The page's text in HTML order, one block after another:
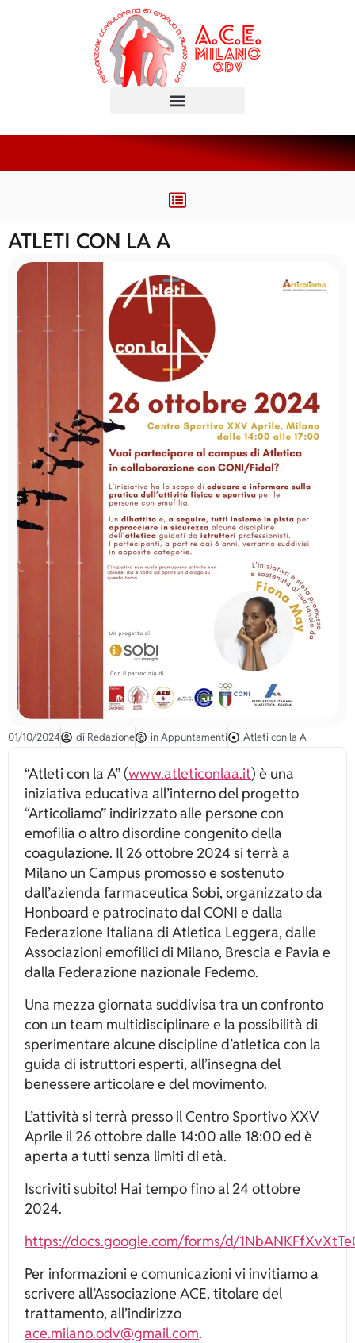
ATLETI CON LA A
01/10/2024 di Redazione inAppuntamenti Atleti con la A
“Atleti con la A” (www.atleticonlaa.it) è una
iniziativa educativa all’interno del progetto
“Articoliamo” indirizzato alle persone con
emofilia o altro disordine congenito della
coagulazione. Il 26 ottobre 2024 si terrà a
Milano un Campus promosso e sostenuto
dall’azienda farmaceutica Sobi, organizzato da
Honboard e patrocinato dal CONI e dalla
Federazione Italiana di Atletica Leggera, dalle
Associazioni emofilici di Milano, Brescia e Pavia e
dalla Federazione nazionale Fedemo.
Una mezza giornata suddivisa tra un confronto
con un team multidisciplinare e la possibilità di
sperimentare alcune discipline d’atletica con la
guida di istruttori esperti, all’insegna del
benessere articolare e del movimento.
L’attività si terrà presso il Centro Sportivo XXV
Aprile il 26 ottobre dalle 14:00 alle 18:00 ed è
aperta a tutti senza limiti di età.
Iscriviti subito! Hai tempo fino al 24 ottobre
2024.
https://docs.google.com/forms/d/
Per informazioni e comunicazioni vi invitiamo a
scrivere all’Associazione ACE, titolare del
trattamento, all’indirizzo
ace.milano.odv@gmail.com.